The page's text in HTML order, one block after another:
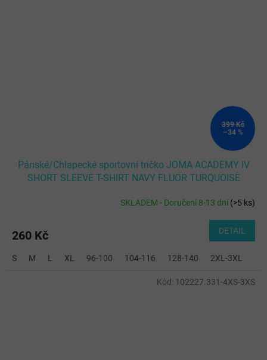
399 Kč
–34 %
Pánské/Chlapecké sportovní tričko JOMA ACADEMY IV
SHORT SLEEVE T-SHIRT NAVY FLUOR TURQUOISE
SKLADEM - Doručení 8-13 dní(>5 ks)
260 Kč DETAIL
S M L XL 96-100 104-116 128-140 2XL-3XL
Kód: 102227.331-4XS-3XS